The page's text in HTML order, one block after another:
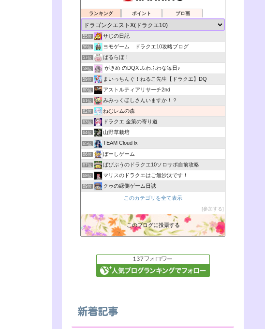
ランキング ポイント ブロ画
55位 サじの日記
56位 ヨモゲーム ドラクエ10攻略ブログ
57位 ばるらぼ！
58位 がきめ のDQX ふわふわな毎日♪
59位 まいっちんぐ！ねるこ先生【ドラクエ】DQ
60位 アストルティアリサーチ2nd
61位 みみっくほしさんいますか！？
62位 ねむレムの森
63位 ドラクエ 金策の寄り道
64位 山野草栽培
65位 TEAM Cloud lx
66位 ぼーしゲーム
67位 ばびぶうのドラクエ10ソロサポ自前攻略
68位 マリスのドラクエはご無沙汰です！
69位 クゥの縁側ゲーム日誌
このカテゴリを全て表示
参加する
このブログに投票する
新着記事